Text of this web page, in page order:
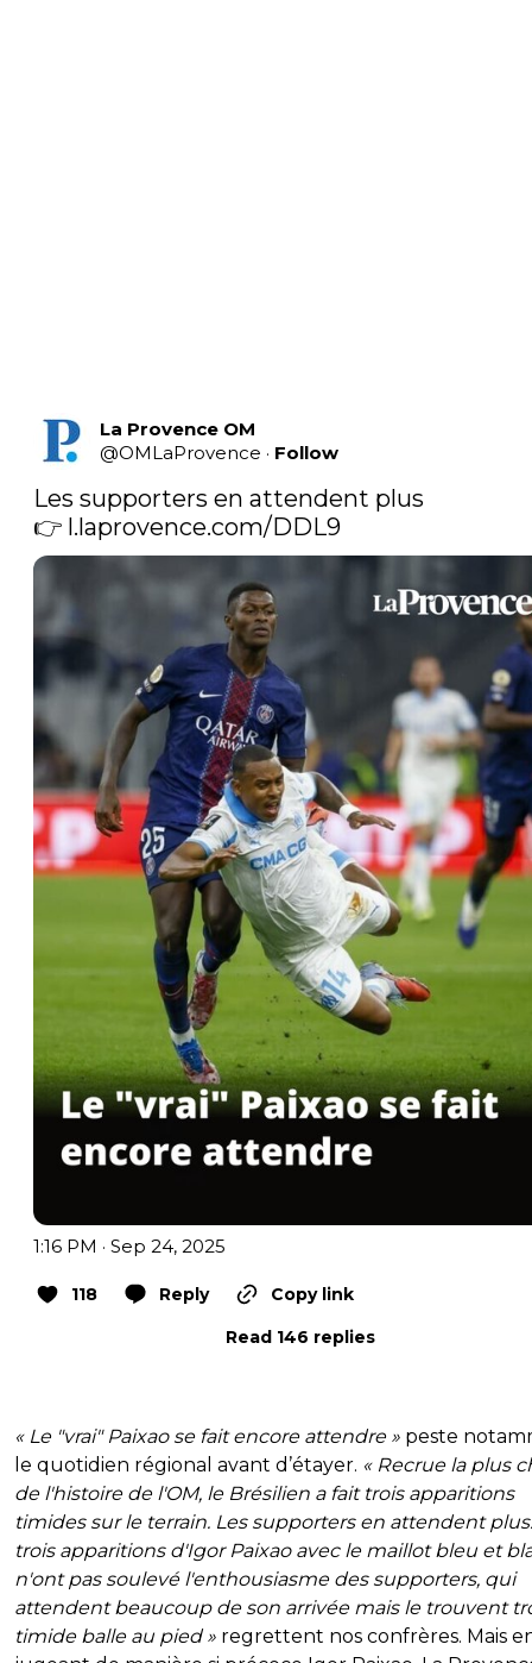
La Provence OM
@OMLaProvence · Follow
Les supporters en attendent plus
👉 l.laprovence.com/DDL9
1:16 PM · Sep 24, 2025
118 Reply
Copy link
Read 146 replies
« Le "vrai" Paixao se fait encore attendre » peste
le quotidien régional avant d’étayer. « Recrue la plus
de l'histoire de l'OM, le Brésilien a fait trois apparitions
timides sur le terrain. Les supporters en attendent
trois apparitions d'Igor Paixao avec le maillot bleu et
n'ont pas soulevé l'enthousiasme des supporters, qui
attendent beaucoup de son arrivée mais le trouvent
timide balle au pied » regrettent nos confrères. Mais